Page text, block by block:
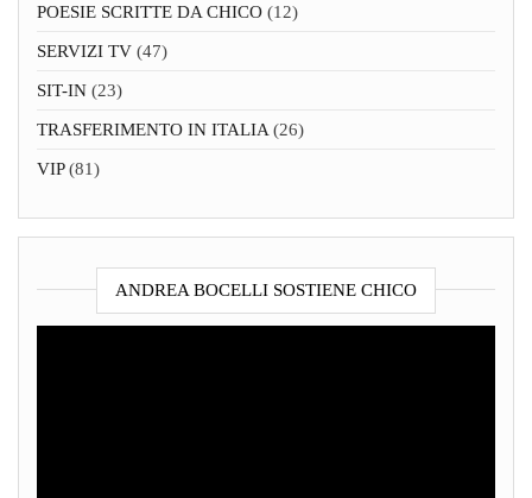
POESIE SCRITTE DA CHICO (12)
SERVIZI TV (47)
SIT-IN (23)
TRASFERIMENTO IN ITALIA (26)
VIP(81)
ANDREA BOCELLI SOSTIENE CHICO